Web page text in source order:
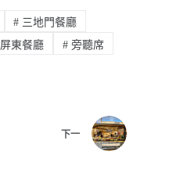
# 三地門餐廳
屏東餐廳 # 旁聽席
下一